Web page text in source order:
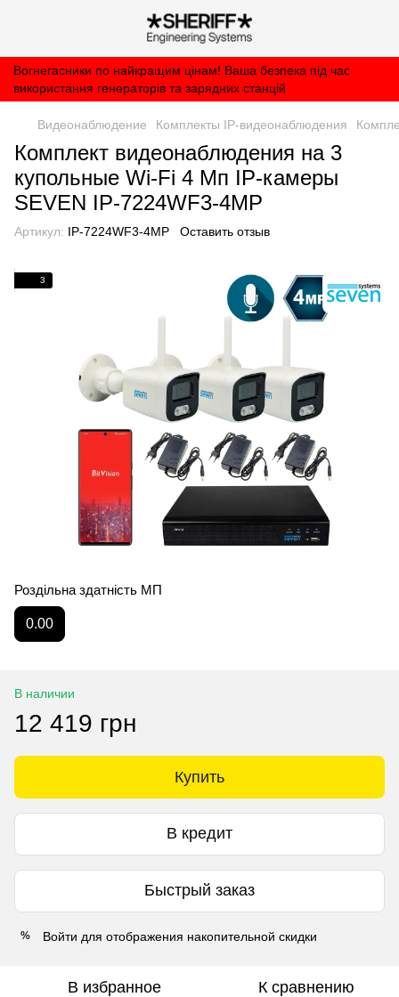
Subscribe to our
notifications!
on the notification icon
Вогнегасники по найкращим цінам! Ваша безпека під час
використання генераторів та зарядних станцій
Видеонаблюдение Комплекты IP-видеонаблюдения
Комплект видеонаблюдения на 3
купольные Wi-Fi 4 Мп IP-камеры
SEVEN IP-7224WF3-4MP
Артикул: IP-7224WF3-4MP Оставить отзыв
3
Роздільна здатність МП
0.00
В наличии
12 419 грн
Купить
В кредит
Быстрый заказ
% Войти для отображения накопительной скидки
В избранное К сравнению